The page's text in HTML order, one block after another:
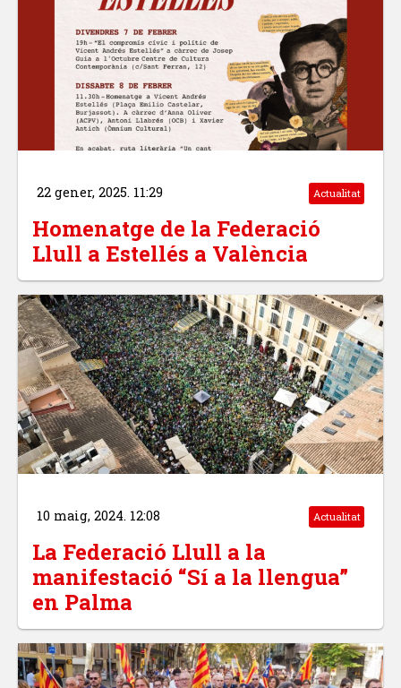
22 gener, 2025. 11:29 Actualitat
Homenatge de la Federació
Llull a Estellés a València
10 maig, 2024. 12:08 Actualitat
La Federació Llull a la
manifestació “Sí a la llengua”
en Palma